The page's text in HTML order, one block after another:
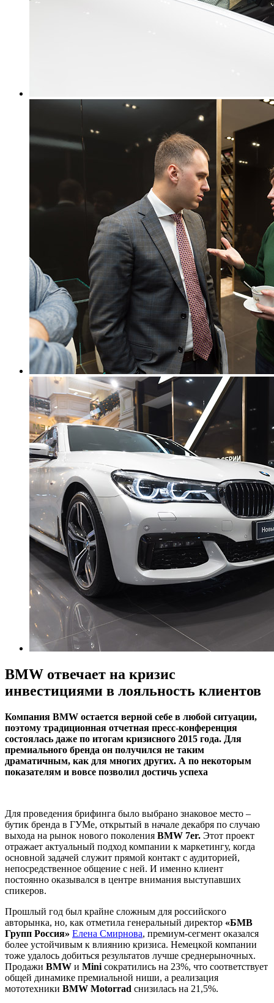
BMW отвечает на кризис
инвестициями в лояльность клиентов
Компания BMW остается верной себе в любой ситуации,
поэтому традиционная отчетная пресс-конференция
состоялась даже по итогам кризисного 2015 года. Для
премиального бренда он получился не таким
драматичным, как для многих других. А по некоторым
показателям и вовсе позволил достичь успеха
Для проведения брифинга было выбрано знаковое место –
бутик бренда в ГУМе, открытый в начале декабря по случаю
выхода на рынок нового поколения BMW 7er. Этот проект
отражает актуальный подход компании к маркетингу, когда
основной задачей служит прямой контакт с аудиторией,
непосредственное общение с ней. И именно клиент
постоянно оказывался в центре внимания выступавших
спикеров.
Прошлый год был крайне сложным для российского
авторынка, но, как отметила генеральный директор «БМВ
Групп Россия» Елена Смирнова, премиум-сегмент оказался
более устойчивым к влиянию кризиса. Немецкой компании
тоже удалось добиться результатов лучше среднерыночных.
Продажи BMW и Mini сократились на 23%, что соответствует
общей динамике премиальной ниши, а реализация
мототехники BMW Motorrad снизилась на 21,5%.